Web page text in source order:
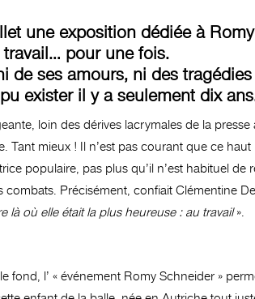
une exposition dédiée à
pour une fois.
de ses amours, ni des
exister il y a seulement dix
loin des dérives lacrymales de la
mieux ! Il n’est pas courant que ce
populaire, pas plus qu’il n’est habituel
Précisément, confiait Clémentine
là où elle était la plus heureuse : au travail».
l’ « événement Romy Schneider »